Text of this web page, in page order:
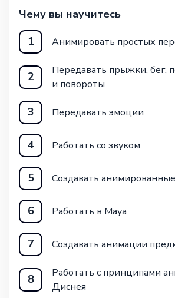
Чему вы научитесь
1
Анимировать простых
2
Передавать прыжки, бег,
и повороты
3 Передавать эмоции
4 Работать со звуком
5 Создавать
6 Работать в Maya
7 Создавать анимации
8
Работать с принципами
Диснея